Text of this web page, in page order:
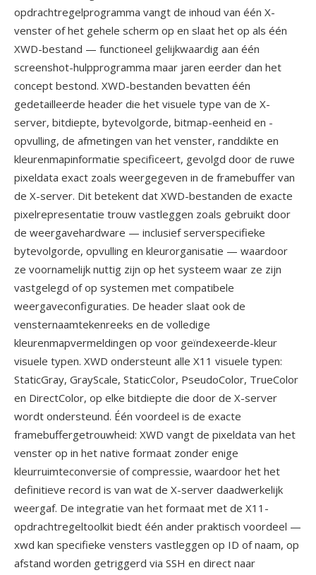
opdrachtregelprogramma vangt de inhoud van één X-
venster of het gehele scherm op en slaat het op als één
XWD-bestand — functioneel gelijkwaardig aan één
screenshot-hulpprogramma maar jaren eerder dan het
concept bestond. XWD-bestanden bevatten één
gedetailleerde header die het visuele type van de X-
server, bitdiepte, bytevolgorde, bitmap-eenheid en -
opvulling, de afmetingen van het venster, randdikte en
kleurenmapinformatie specificeert, gevolgd door de ruwe
pixeldata exact zoals weergegeven in de framebuffer van
de X-server. Dit betekent dat XWD-bestanden de exacte
pixelrepresentatie trouw vastleggen zoals gebruikt door
de weergavehardware — inclusief serverspecifieke
bytevolgorde, opvulling en kleurorganisatie — waardoor
ze voornamelijk nuttig zijn op het systeem waar ze zijn
vastgelegd of op systemen met compatibele
weergaveconfiguraties. De header slaat ook de
vensternaamtekenreeks en de volledige
kleurenmapvermeldingen op voor geïndexeerde-kleur
visuele typen. XWD ondersteunt alle X11 visuele typen:
StaticGray, GrayScale, StaticColor, PseudoColor, TrueColor
en DirectColor, op elke bitdiepte die door de X-server
wordt ondersteund. Één voordeel is de exacte
framebuffergetrouwheid: XWD vangt de pixeldata van het
venster op in het native formaat zonder enige
kleurruimteconversie of compressie, waardoor het het
definitieve record is van wat de X-server daadwerkelijk
weergaf. De integratie van het formaat met de X11-
opdrachtregeltoolkit biedt één ander praktisch voordeel —
xwd kan specifieke vensters vastleggen op ID of naam, op
afstand worden getriggerd via SSH en direct naar